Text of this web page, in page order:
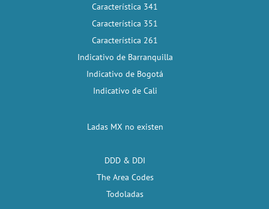
Característica 341
Característica 351
Característica 261
Indicativo de Barranquilla
Indicativo de Bogotá
Indicativo de Cali
Ladas MX no existen
DDD & DDI
The Area Codes
Todoladas